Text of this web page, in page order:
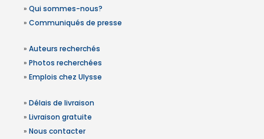
» Qui sommes-nous?
» Communiqués de presse
» Auteurs recherchés
» Photos recherchées
» Emplois chez Ulysse
» Délais de livraison
» Livraison gratuite
» Nous contacter